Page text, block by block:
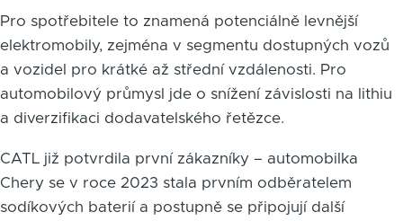
Pro spotřebitele to znamená potenciálně levnější
elektromobily, zejména v segmentu dostupných vozů
a vozidel pro krátké až střední vzdálenosti. Pro
automobilový průmysl jde o snížení závislosti na lithiu
a diverzifikaci dodavatelského řetězce.
CATL již potvrdila první zákazníky – automobilka
Chery se v roce 2023 stala prvním odběratelem
sodíkových baterií a postupně se připojují další